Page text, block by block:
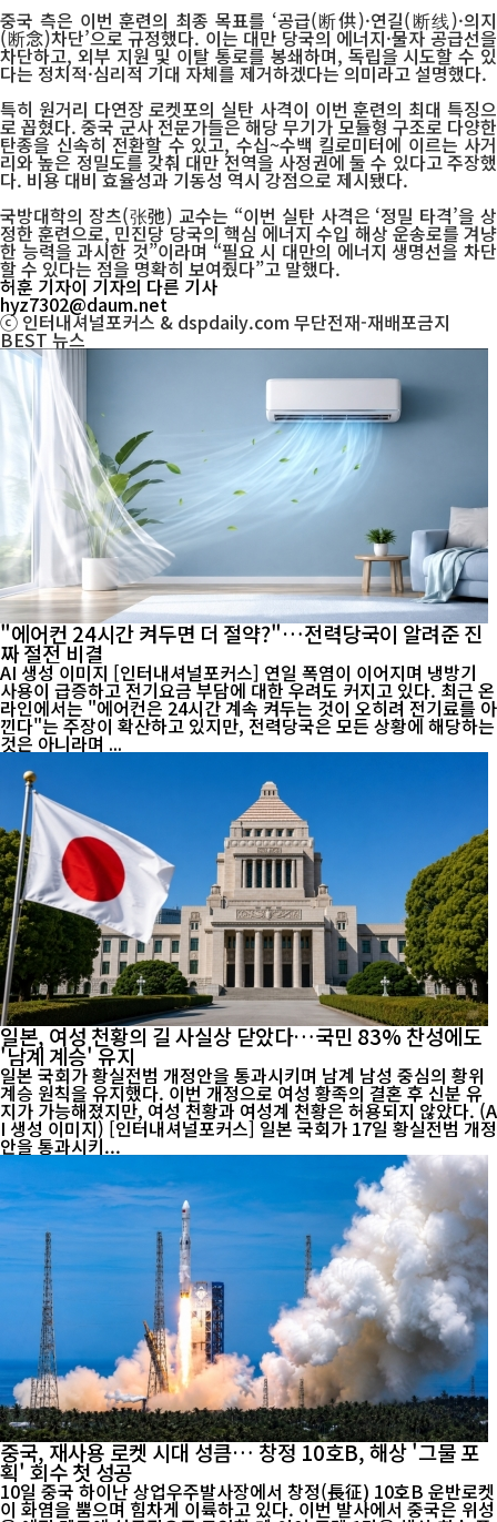
중국 측은 이번 훈련의 최종 목표를 ‘공급(断供)·연길(断线)·의지
(断念)차단’으로 규정했다. 이는 대만 당국의 에너지·물자 공급선을
차단하고, 외부 지원 및 이탈 통로를 봉쇄하며, 독립을 시도할 수 있
다는 정치적·심리적 기대 자체를 제거하겠다는 의미라고 설명했다.
특히 원거리 다연장 로켓포의 실탄 사격이 이번 훈련의 최대 특징으
로 꼽혔다. 중국 군사 전문가들은 해당 무기가 모듈형 구조로 다양한
탄종을 신속히 전환할 수 있고, 수십~수백 킬로미터에 이르는 사거
리와 높은 정밀도를 갖춰 대만 전역을 사정권에 둘 수 있다고 주장했
다. 비용 대비 효율성과 기동성 역시 강점으로 제시됐다.
국방대학의 장츠(张弛) 교수는 “이번 실탄 사격은 ‘정밀 타격’을 상
정한 훈련으로, 민진당 당국의 핵심 에너지 수입 해상 운송로를 겨냥
한 능력을 과시한 것”이라며 “필요 시 대만의 에너지 생명선을 차단
할 수 있다는 점을 명확히 보여줬다”고 말했다.
허훈 기자이 기자의 다른 기사
hyz7302@daum.net
ⓒ 인터내셔널포커스 & dspdaily.com 무단전재-재배포금지
BEST뉴스
"에어컨 24시간 켜두면 더 절약?"…전력당국이 알려준 진
짜 절전 비결
AI 생성 이미지 [인터내셔널포커스] 연일 폭염이 이어지며 냉방기
사용이 급증하고 전기요금 부담에 대한 우려도 커지고 있다. 최근 온
라인에서는 "에어컨은 24시간 계속 켜두는 것이 오히려 전기료를 아
낀다"는 주장이 확산하고 있지만, 전력당국은 모든 상황에 해당하는
것은 아니라며 ...
일본, 여성 천황의 길 사실상 닫았다…국민 83% 찬성에도
'남계 계승' 유지
일본 국회가 황실전범 개정안을 통과시키며 남계 남성 중심의 황위
계승 원칙을 유지했다. 이번 개정으로 여성 황족의 결혼 후 신분 유
지가 가능해졌지만, 여성 천황과 여성계 천황은 허용되지 않았다. (A
I 생성 이미지) [인터내셔널포커스] 일본 국회가 17일 황실전범 개정
안을 통과시키...
중국, 재사용 로켓 시대 성큼… 창정 10호B, 해상 '그물 포
획' 회수 첫 성공
10일 중국 하이난 상업우주발사장에서 창정(長征) 10호B 운반로켓
이 화염을 뿜으며 힘차게 이륙하고 있다. 이번 발사에서 중국은 위성